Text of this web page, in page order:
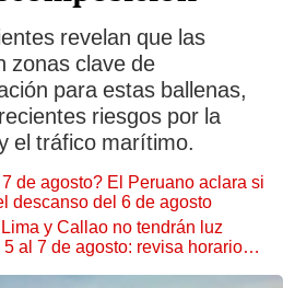
revelan que las
zonas clave de
para estas ballenas,
riesgos por la
el tráfico marítimo.
de agosto? El Peruano aclara si
descanso del 6 de agosto
y Callao no tendrán luz
al 7 de agosto: revisa horarios y